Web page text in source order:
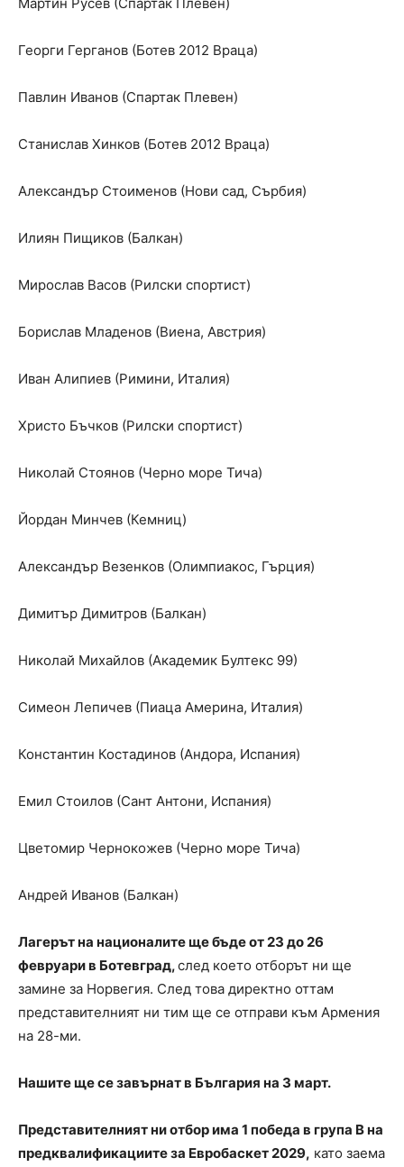
Георги Герганов (Ботев 2012 Враца)
Павлин Иванов (Спартак Плевен)
Станислав Хинков (Ботев 2012 Враца)
Александър Стоименов (Нови сад, Сърбия)
Илиян Пищиков (Балкан)
Мирослав Васов (Рилски спортист)
Борислав Младенов (Виена, Австрия)
Иван Алипиев (Римини, Италия)
Христо Бъчков (Рилски спортист)
Николай Стоянов (Черно море Тича)
Йордан Минчев (Кемниц)
Александър Везенков (Олимпиакос, Гърция)
Димитър Димитров (Балкан)
Николай Михайлов (Академик Бултекс 99)
Симеон Лепичев (Пиаца Америна, Италия)
Константин Костадинов (Андора, Испания)
Емил Стоилов (Сант Антони, Испания)
Цветомир Чернокожев (Черно море Тича)
Андрей Иванов (Балкан)
Лагерът на националите ще бъде от 23 до 26
февруари в Ботевград,след което отборът ни ще
замине за Норвегия. След това директно оттам
представителният ни тим ще се отправи към Армения
на 28-ми.
Нашите ще се завърнат в България на 3 март.
Представителният ни отбор има 1 победа в група B на
предквалификациите за Евробаскет 2029, като заема